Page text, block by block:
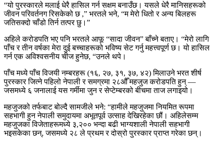
“यो पुरस्कारले मलाई धेरै हासिल गर्न सक्षम बनाउँछ। यसले धेरै मानिसहरूको
जीवन परिवर्तनग रिसकेको छ ,” भरतले भने, “म मेरो धितो र अन्य बिलहरू
जतिसक्दो चाँडो तिर्न तत्पर छु।”
अहिले करोडपति भए पनि भरतले आफू “सादा जीवन” बाँच्ने बताए। “मेरो लागि
पाँच र तीन वर्षका मेरा दुई बच्चाहरूको भविष्य सेट गर्नु महत्त्वपूर्ण छ। यो हासिल
गर्न एक अविश्वसनीय चीज हुनेछ, “उनले थपे।
पाँच मध्ये पाँच विजयी नम्बरहरू (१६, २७, ३१, ३७, ४२) मिलाउने भरत शीर्ष
पुरस्कार जित्ने पहिलो नेपाली र समग्रमा २८औँ महजुज करोडपति हुन् —
जसमध्ये ६ जनालाई यस गर्मीमा जुन र सेप्टेम्बरको बीचमा ताज लगाइयो।
महजुजको तर्फबाट बोल्दै सामजीले भने: “हामीले महजुजमा नियमित रूपमा
सहभागी हुन नेपाली समुदायमा अभूतपूर्व उत्साह देखिरहेका छौं। अहिलेसम्म
महजुजका विजेताहरूमध्ये ३,२०० भन्दा बढी भाग्यशाली नेपाली सहभागी
भइसकेका छन्, जसमध्ये २८ ले प्रथम र दोस्रो पुरस्कार प्राप्त गरेका छन्।